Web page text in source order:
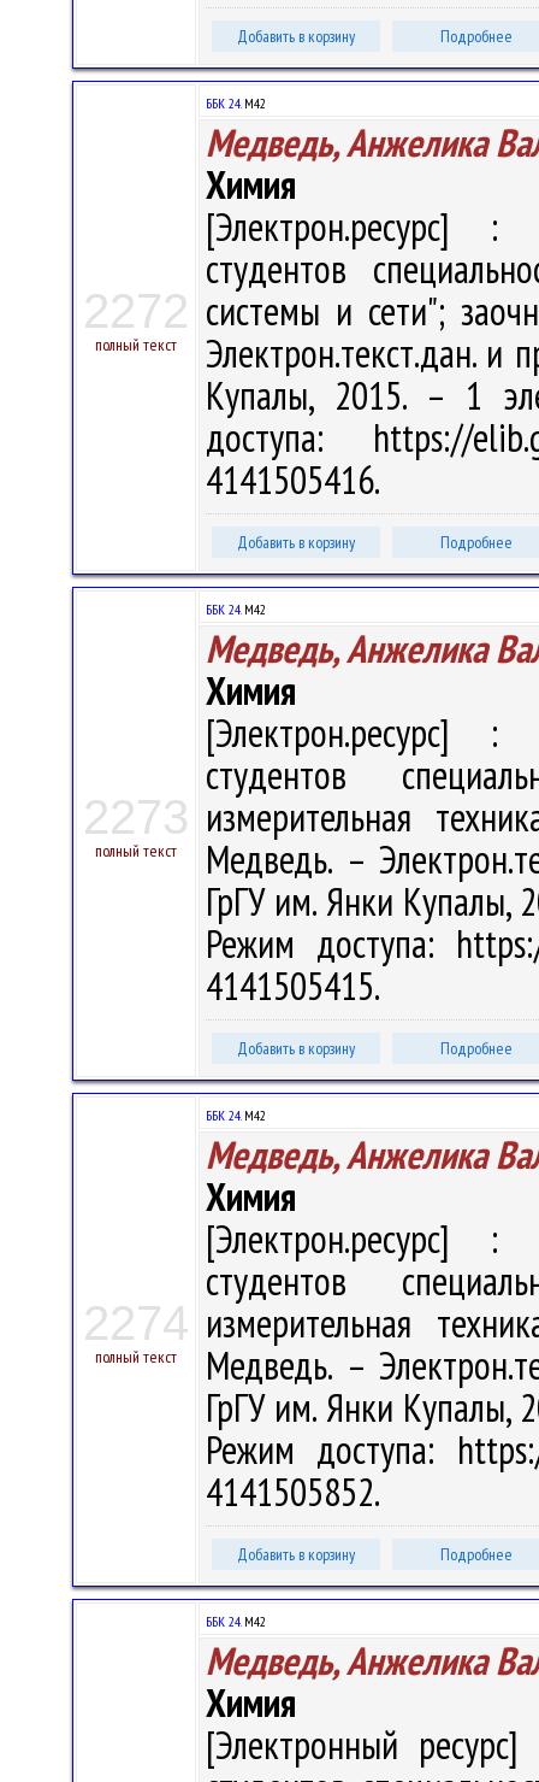
Добавить в корзину Подробнее
2272
полный текст
ББК 24.М42
Медведь, Анжелика
Химия
[Электрон.ресурс] :
студентов
системы и сети";
Электрон.текст.дан. и
Купалы, 2015. – 1
доступа: https://
4141505416.
Добавить в корзину Подробнее
2273
полный текст
ББК 24.М42
Медведь, Анжелика
Химия
[Электрон.ресурс] :
студентов
измерительная
Медведь. –
ГрГУ им. Янки Купалы,
Режим доступа:
4141505415.
Добавить в корзину Подробнее
2274
полный текст
ББК 24.М42
Медведь, Анжелика
Химия
[Электрон.ресурс] :
студентов
измерительная
Медведь. –
ГрГУ им. Янки Купалы,
Режим доступа:
4141505852.
Добавить в корзину Подробнее
ББК 24.М42
Медведь, Анжелика
Химия
[Электронный